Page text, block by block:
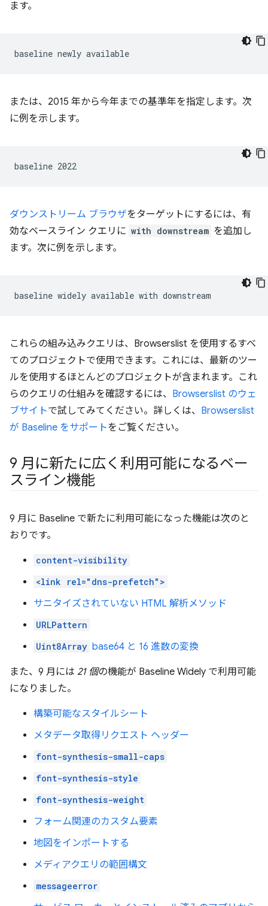
ます。
または、2015 年から今年までの基準年を指定します。次
に例を示します。
ダウンストリーム ブラウザをターゲットにするには、有
効なベースライン クエリに with downstream を追加し
ます。次に例を示します。
これらの組み込みクエリは、Browserslist を使用するすべ
てのプロジェクトで使用できます。これには、最新のツー
ルを使用するほとんどのプロジェクトが含まれます。これ
らのクエリの仕組みを確認するには、 Browserslist のウェ
ブサイトで試してみてください。詳しくは、 Browserslist
が Baseline をサポートをご覧ください。
9 月に新たに広く利用可能になるベー
スライン機能
9 月に Baseline で新たに利用可能になった機能は次のと
おりです。
content-visibility
<link rel="dns-prefetch">
サニタイズされていない HTML 解析メソッド
URLPattern
Uint8Array base64 と 16 進数の変換
また、9 月には 21 個の機能が Baseline Widely で利用可能
になりました。
構築可能なスタイルシート
メタデータ取得リクエスト ヘッダー
font-synthesis-small-caps
font-synthesis-style
font-synthesis-weight
フォーム関連のカスタム要素
地図をインポートする
メディアクエリの範囲構文
messageerror